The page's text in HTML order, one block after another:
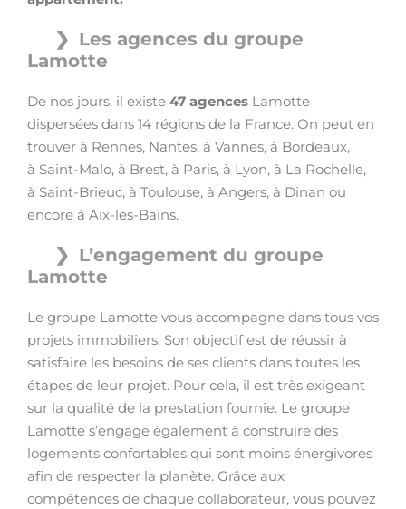
Les agences du groupe
Lamotte
De nos jours, il existe 47 agences Lamotte
dispersées dans 14 régions de la France. On peut en
trouver à Rennes, Nantes, à Vannes, à Bordeaux,
à Saint-Malo, à Brest, à Paris, à Lyon, à La Rochelle,
à Saint-Brieuc, à Toulouse, à Angers, à Dinan ou
encore à Aix-les-Bains.
L’engagement du groupe
Lamotte
Le groupe Lamotte vous accompagne dans tous vos
projets immobiliers. Son objectif est de réussir à
satisfaire les besoins de ses clients dans toutes les
étapes de leur projet. Pour cela, il est très exigeant
sur la qualité de la prestation fournie. Le groupe
Lamotte s’engage également à construire des
logements confortables qui sont moins énergivores
afin de respecter la planète. Grâce aux
compétences de chaque collaborateur, vous pouvez